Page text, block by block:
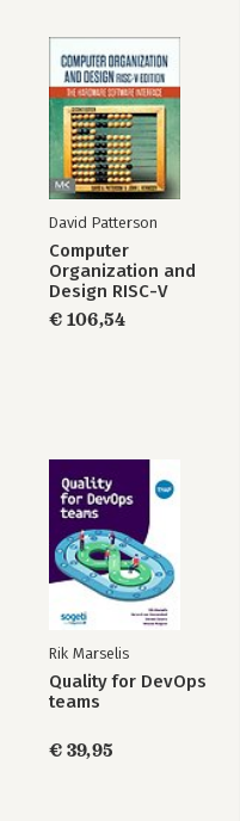
David Patterson
Computer
Organization and
Design RISC-V
Edition
€ 106,54
Rik Marselis
Quality for DevOps
teams
€ 39,95